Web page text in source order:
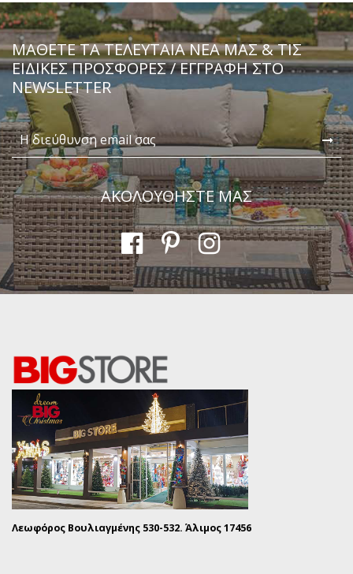
ΜΆΘΕΤΕ ΤΑ ΤΕΛΕΥΤΑΊΑ ΝΈΑ ΜΑΣ & ΤΙΣ
ΕΙΔΙΚΈΣ ΠΡΟΣΦΟΡΈΣ / ΕΓΓΡΑΦΗ ΣΤΟ
NEWSLETTER
ΑΚΟΛΟΥΘΗΣΤΕ ΜΑΣ
Λεωφόρος Βουλιαγμένης 530-532. Άλιμος 17456